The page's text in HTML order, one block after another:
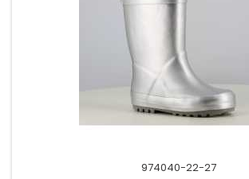
974040-22-27